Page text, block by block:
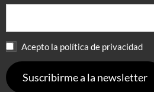
Acepto la política de privacidad